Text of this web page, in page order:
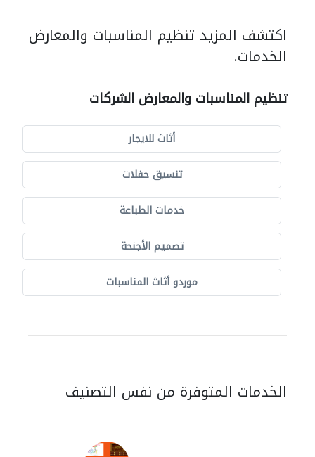
اكتشف المزيد تنظيم المناسبات والمعارض
الخدمات.
تنظيم المناسبات والمعارض الشركات
أثاث للايجار
تنسيق حفلات
خدمات الطباعة
تصميم الأجنحة
موردو أثاث المناسبات
الخدمات المتوفرة من نفس التصنيف